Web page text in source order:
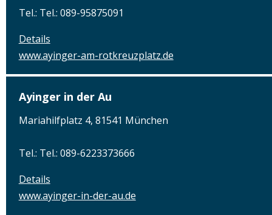
Tel.: Tel.: 089-95875091
Details
www.ayinger-am-rotkreuzplatz.de
Ayinger in der Au
Mariahilfplatz 4, 81541 München
Tel.: Tel.: 089-6223373666
Details
www.ayinger-in-der-au.de